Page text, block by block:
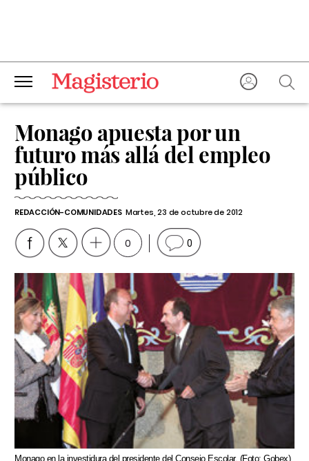
Monago apuesta por un
futuro más allá del empleo
público
REDACCIÓN-COMUNIDADES Martes, 23 de octubre de 2012
0 0
Monago en la investidura del presidente del Consejo Escolar. (Foto: Gobex)